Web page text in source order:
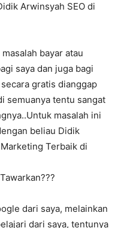
Arwinsyah SEO di
bayar atau
saya dan juga bagi
gratis dianggap
semuanya tentu sangat
masalah ini
beliau Didik
Terbaik di
dari saya, melainkan
dari saya, tentunya